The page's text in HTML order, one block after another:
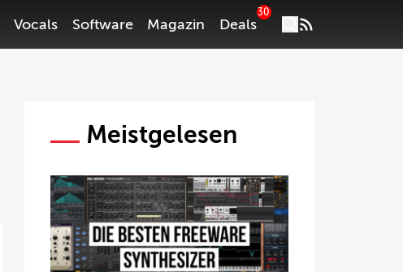
Vocals Software Magazin Deals
30
Meistgelesen